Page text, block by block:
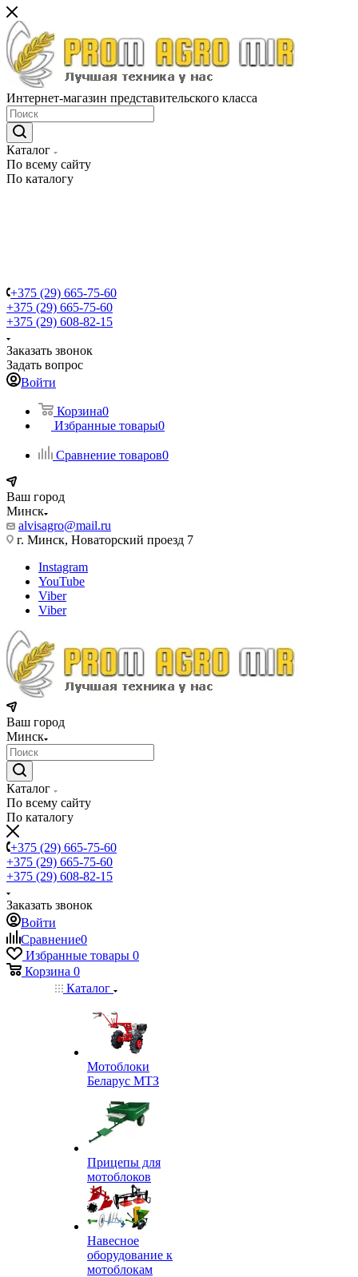
Интернет-магазин представительского класса
Каталог
По всему сайту
По каталогу
+375 (29) 665-75-60
+375 (29) 665-75-60
+375 (29) 608-82-15
Заказать звонок
Задать вопрос
Войти
Корзина0
Избранные товары0
Сравнение товаров0
Ваш город
Минск
alvisagro@mail.ru
г. Минск, Новаторский проезд 7
Instagram
YouTube
Viber
Viber
Ваш город
Минск
Каталог
По всему сайту
По каталогу
+375 (29) 665-75-60
+375 (29) 665-75-60
+375 (29) 608-82-15
Заказать звонок
Войти
Сравнение0
Избранные товары 0
Корзина 0
Каталог
Мотоблоки
Беларус МТЗ
Прицепы для
мотоблоков
Навесное
оборудование к
мотоблокам